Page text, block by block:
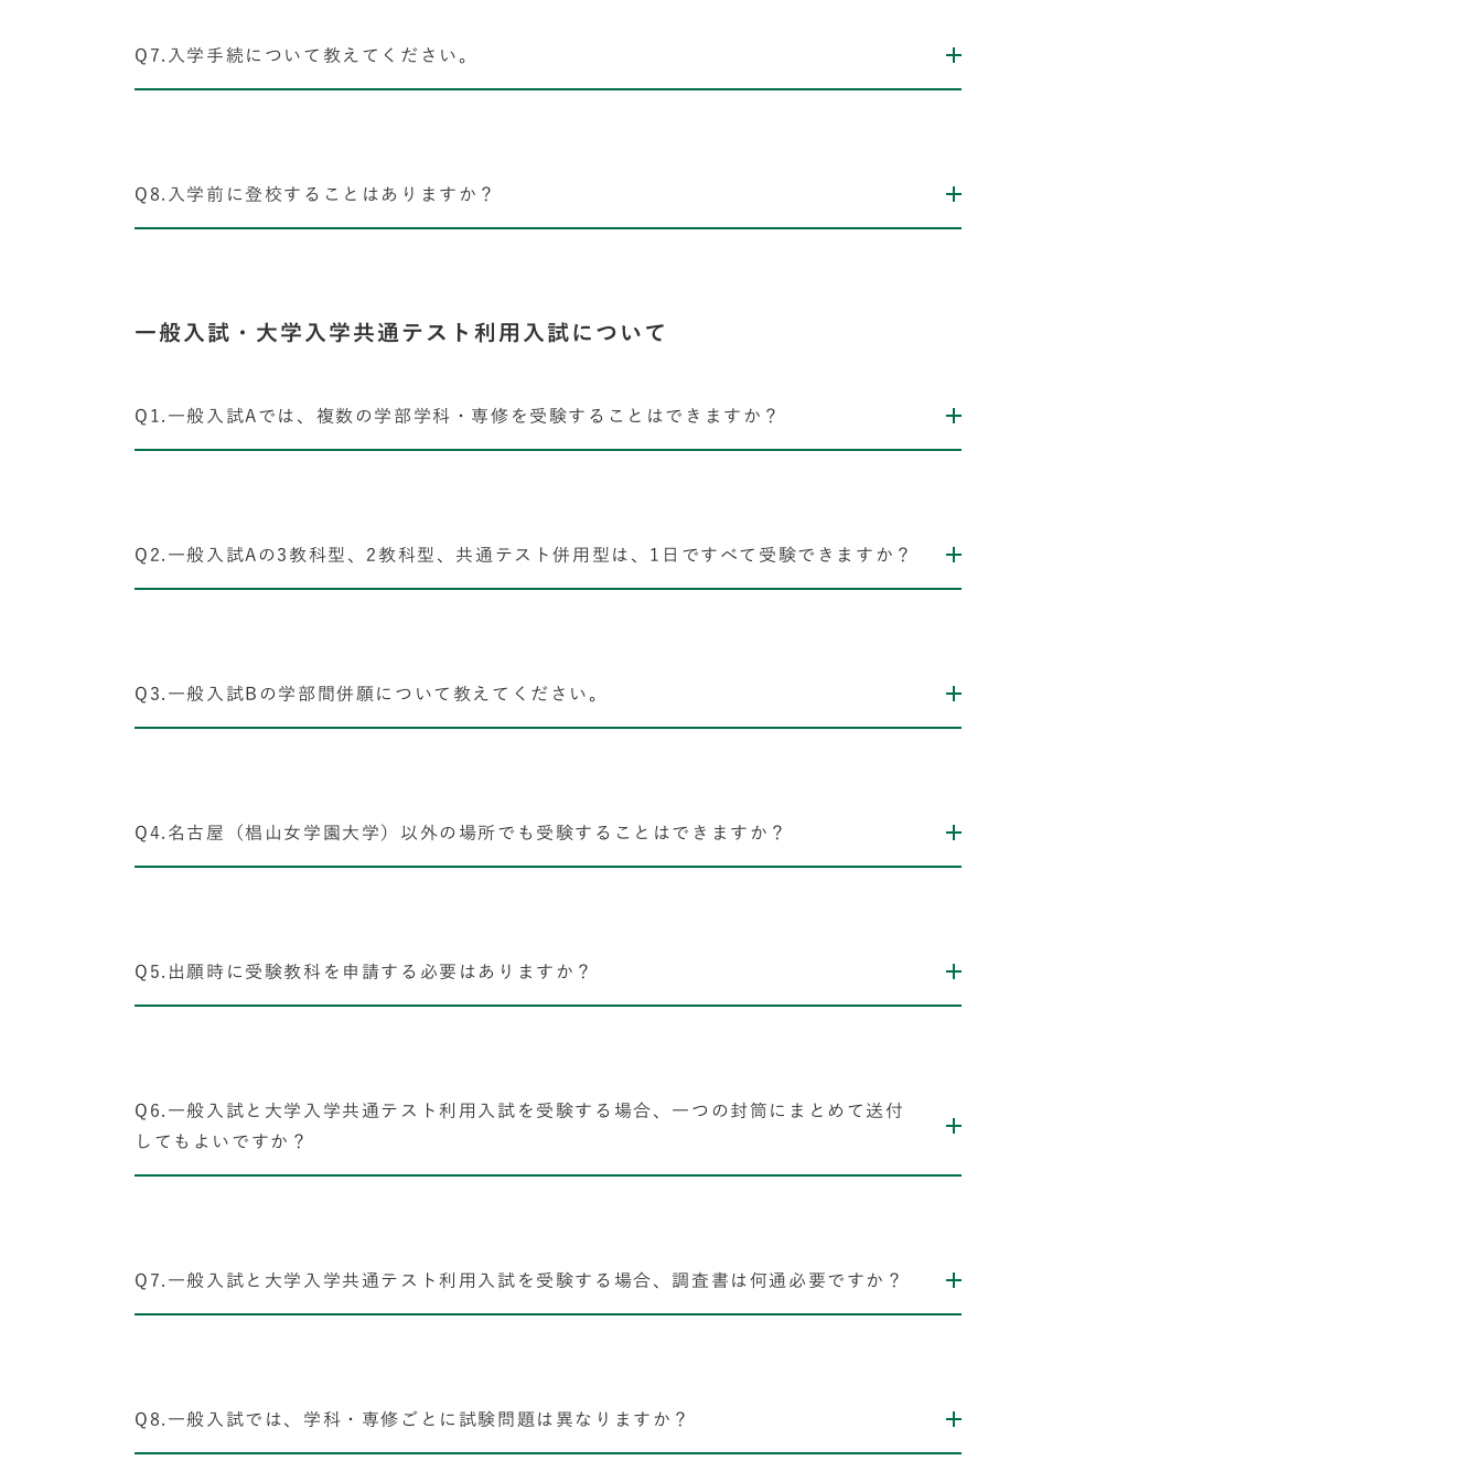
Q7.入学手続について教えてください。
Q8.入学前に登校することはありますか？
一般入試・大学入学共通テスト利用入試について
Q1.一般入試Aでは、複数の学部学科・専修を受験することはできますか？
Q2.一般入試Aの3教科型、2教科型、共通テスト併用型は、1日ですべて受験できますか？
Q3.一般入試Bの学部間併願について教えてください。
Q4.名古屋（椙山女学園大学）以外の場所でも受験することはできますか？
Q5.出願時に受験教科を申請する必要はありますか？
Q6.一般入試と大学入学共通テスト利用入試を受験する場合、一つの封筒にまとめて送付
してもよいですか？
Q7.一般入試と大学入学共通テスト利用入試を受験する場合、調査書は何通必要ですか？
Q8.一般入試では、学科・専修ごとに試験問題は異なりますか？